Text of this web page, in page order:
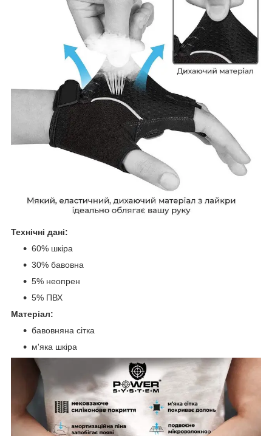
Технічні дані:
60% шкіра
30% бавовна
5% неопрен
5% ПВХ
Матеріал:
бавовняна сітка
м'яка шкіра